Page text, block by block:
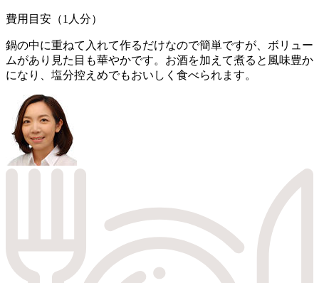
費用目安（1人分）
鍋の中に重ねて入れて作るだけなので簡単ですが、ボリュー
ムがあり見た目も華やかです。お酒を加えて煮ると風味豊か
になり、塩分控えめでもおいしく食べられます。